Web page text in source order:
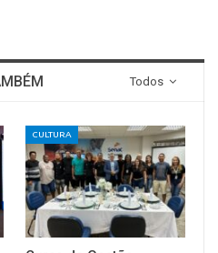
Todos
CULTURA